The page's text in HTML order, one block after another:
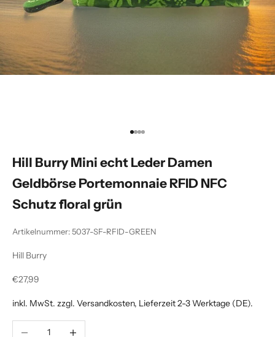
Gehe zu Element 1
Gehe zu Element 2
Gehe zu Element 3
Gehe zu Element 4
Hill Burry Mini echt Leder Damen
Geldbörse Portemonnaie RFID NFC
Schutz floral grün
Artikelnummer: 5037-SF-RFID-GREEN
Hill Burry
Angebot
€27,99
inkl. MwSt. zzgl. Versandkosten, Lieferzeit 2-3 Werktage (DE).
Anzahl verringernAnzahl erhöhen